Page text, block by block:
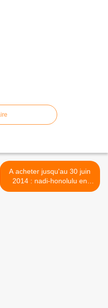
A acheter jusqu'au 30 juin
2014 : nadi-honolulu en
nov2014 ou fev2015 à 420